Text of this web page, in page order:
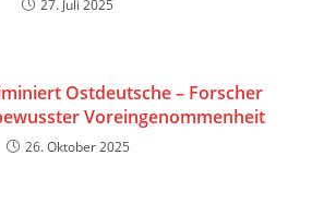
27. Juli 2025
Ostdeutsche – Forscher
Voreingenommenheit
26. Oktober 2025